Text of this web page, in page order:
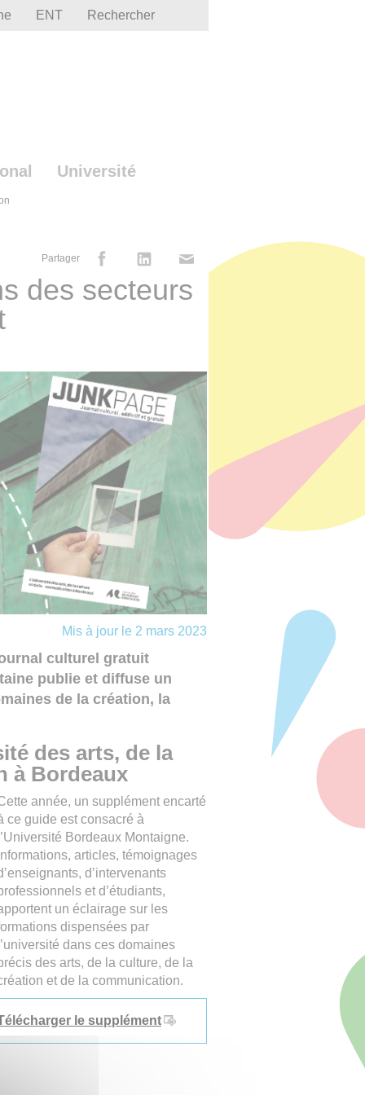
ENT Rechercher
Université
Partager
des secteurs
Mis à jour le 2 mars 2023
culturel gratuit
publie et diffuse un
de la création, la
des arts, de la
à Bordeaux
année, un supplément encarté
ce guide est consacré à
l’Université Bordeaux Montaigne.
Informations, articles, témoignages
d’intervenants
et d’étudiants,
un éclairage sur les
dispensées par
l’université dans ces domaines
des arts, de la culture, de la
et de la communication.
le supplément